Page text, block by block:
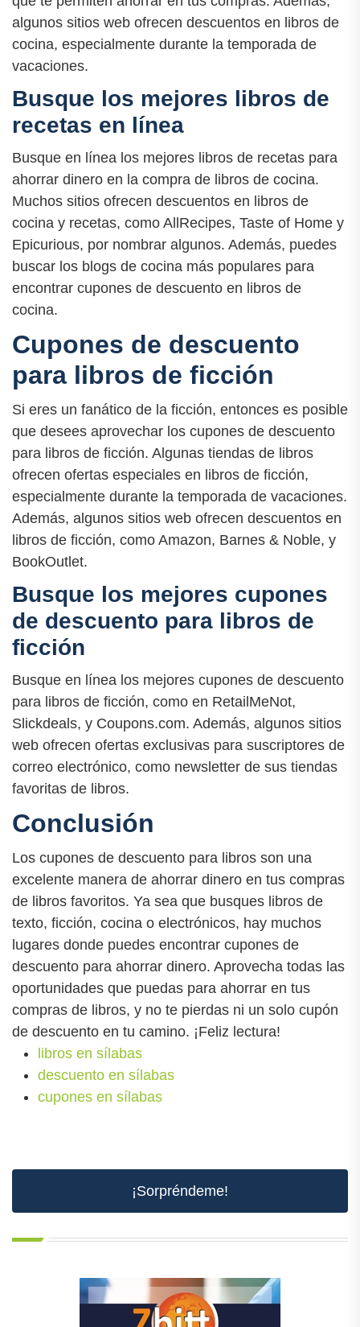
algunos sitios web ofrecen descuentos en libros de
cocina, especialmente durante la temporada de
vacaciones.
Busque los mejores libros de
recetas en línea
Busque en línea los mejores libros de recetas para
ahorrar dinero en la compra de libros de cocina.
Muchos sitios ofrecen descuentos en libros de
cocina y recetas, como AllRecipes, Taste of Home y
Epicurious, por nombrar algunos. Además, puedes
buscar los blogs de cocina más populares para
encontrar cupones de descuento en libros de
cocina.
Cupones de descuento
para libros de ficción
Si eres un fanático de la ficción, entonces es posible
que desees aprovechar los cupones de descuento
para libros de ficción. Algunas tiendas de libros
ofrecen ofertas especiales en libros de ficción,
especialmente durante la temporada de vacaciones.
Además, algunos sitios web ofrecen descuentos en
libros de ficción, como Amazon, Barnes & Noble, y
BookOutlet.
Busque los mejores cupones
de descuento para libros de
ficción
Busque en línea los mejores cupones de descuento
para libros de ficción, como en RetailMeNot,
Slickdeals, y Coupons.com. Además, algunos sitios
web ofrecen ofertas exclusivas para suscriptores de
correo electrónico, como newsletter de sus tiendas
favoritas de libros.
Conclusión
Los cupones de descuento para libros son una
excelente manera de ahorrar dinero en tus compras
de libros favoritos. Ya sea que busques libros de
texto, ficción, cocina o electrónicos, hay muchos
lugares donde puedes encontrar cupones de
descuento para ahorrar dinero. Aprovecha todas las
oportunidades que puedas para ahorrar en tus
compras de libros, y no te pierdas ni un solo cupón
de descuento en tu camino. ¡Feliz lectura!
libros en sílabas
descuento en sílabas
cupones en sílabas
¡Sorpréndeme!